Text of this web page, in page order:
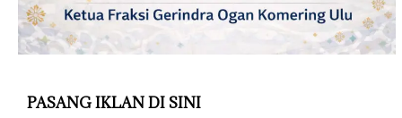
PASANG IKLAN DI SINI